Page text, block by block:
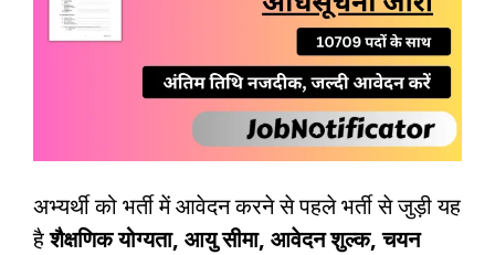
अभ्यर्थी को भर्ती में आवेदन करने से पहले भर्ती से जुड़ी यह
हैशैक्षणिक योग्यता, आयु सीमा, आवेदन शुल्क, चयन